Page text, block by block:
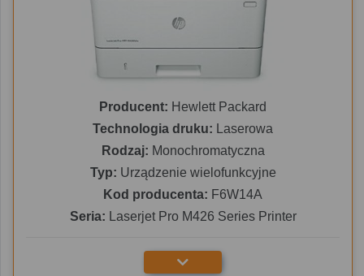
Producent: Hewlett Packard
Technologia druku: Laserowa
Rodzaj: Monochromatyczna
Typ: Urządzenie wielofunkcyjne
Kod producenta: F6W14A
Seria: Laserjet Pro M426 Series Printer